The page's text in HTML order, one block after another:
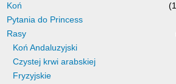
Koń
Pytania do Princess
Rasy
Koń Andaluzyjski
Czystej krwi arabskiej
Fryzyjskie